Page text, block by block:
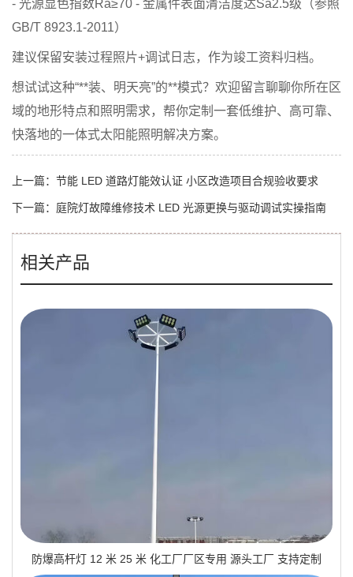
- 光源显色指数Ra≥70 - 金属件表面清洁度达Sa2.5级（参照
GB/T 8923.1-2011）
建议保留安装过程照片+调试日志，作为竣工资料归档。
想试试这种“**装、明天亮”的**模式？欢迎留言聊聊你所在区
域的地形特点和照明需求，帮你定制一套低维护、高可靠、
快落地的一体式太阳能照明解决方案。
上一篇： 节能 LED 道路灯能效认证 小区改造项目合规验收要求
下一篇： 庭院灯故障维修技术 LED 光源更换与驱动调试实操指南
相关产品
防爆高杆灯 12 米 25 米 化工厂厂区专用 源头工厂 支持定制